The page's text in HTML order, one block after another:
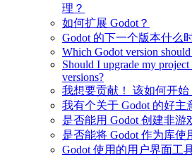
理？
如何扩展 Godot？
Godot 的下一个版本什么
Which Godot version
Should I upgrade my
versions?
我想要贡献！ 该如何开始
我有个关于 Godot 的好主
是否能用 Godot 创建非游
是否能将 Godot 作为库使
Godot 使用的用户界面工